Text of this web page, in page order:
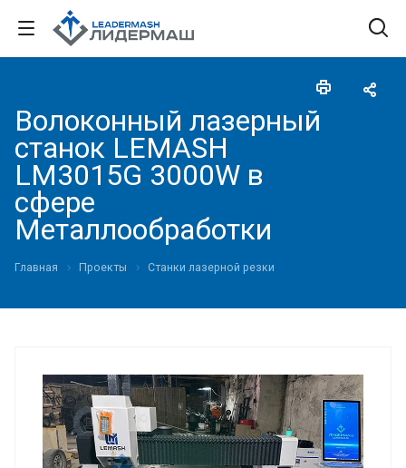
Волоконный лазерный
станок LEMASH
LM3015G 3000W в
сфере
Металлообработки
Главная Проекты Станки лазерной резки